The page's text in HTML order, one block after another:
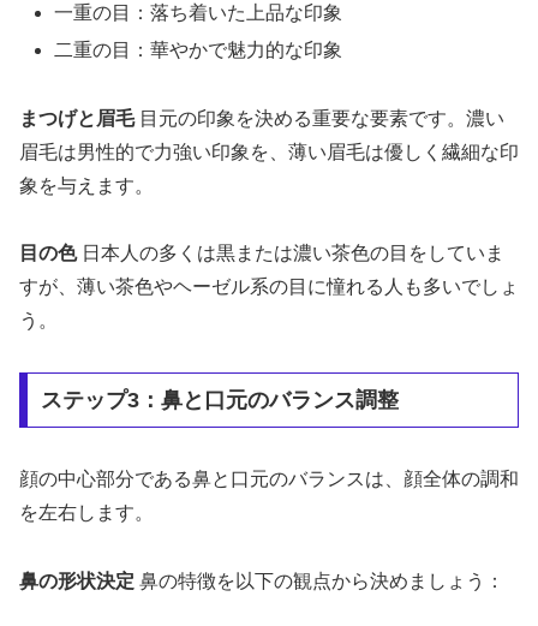
一重の目：落ち着いた上品な印象
二重の目：華やかで魅力的な印象
まつげと眉毛目元の印象を決める重要な要素です。濃い
眉毛は男性的で力強い印象を、薄い眉毛は優しく繊細な印
象を与えます。
目の色日本人の多くは黒または濃い茶色の目をしていま
すが、薄い茶色やヘーゼル系の目に憧れる人も多いでしょ
う。
ステップ3：鼻と口元のバランス調整
顔の中心部分である鼻と口元のバランスは、顔全体の調和
を左右します。
鼻の形状決定 鼻の特徴を以下の観点から決めましょう：